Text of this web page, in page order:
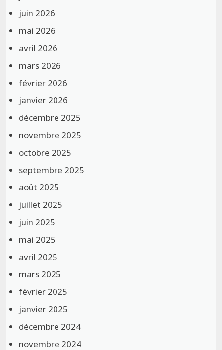
juin 2026
mai 2026
avril 2026
mars 2026
février 2026
janvier 2026
décembre 2025
novembre 2025
octobre 2025
septembre 2025
août 2025
juillet 2025
juin 2025
mai 2025
avril 2025
mars 2025
février 2025
janvier 2025
décembre 2024
novembre 2024